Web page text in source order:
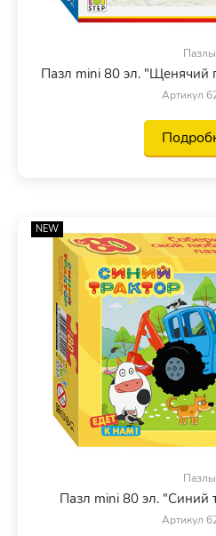
Пазлы
Пазл mini 80 эл. "Щенячий
Артикул
NEW
Пазлы
Пазл mini 80 эл. "Синий
Артикул